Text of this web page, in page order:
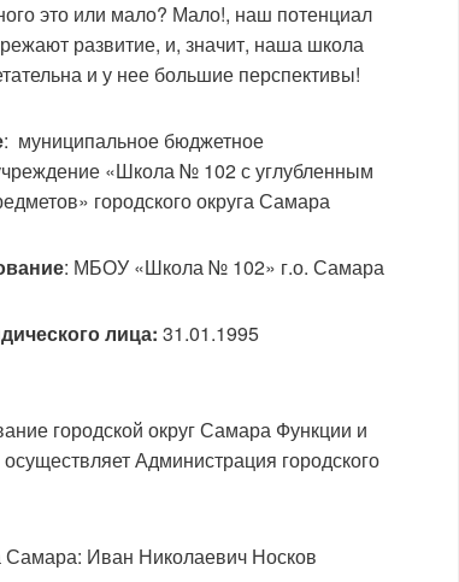
это или мало? Мало!, наш потенциал
развитие, и, значит, наша школа
и у нее большие перспективы!
: муниципальное бюджетное
«Школа № 102 с углубленным
городского округа Самара
: МБОУ «Школа № 102» г.о. Самара
лица: 31.01.1995
городской округ Самара Функции и
Администрация городского
Самара: Иван Николаевич Носков